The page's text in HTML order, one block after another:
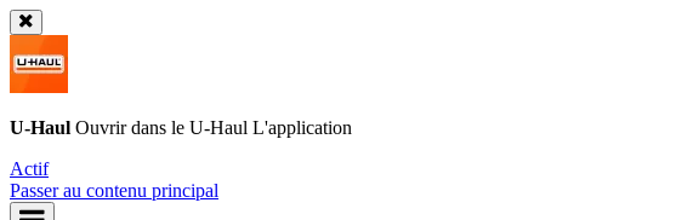
U-Haul Ouvrir dans le U-Haul L'application
Actif
Passer au contenu principal